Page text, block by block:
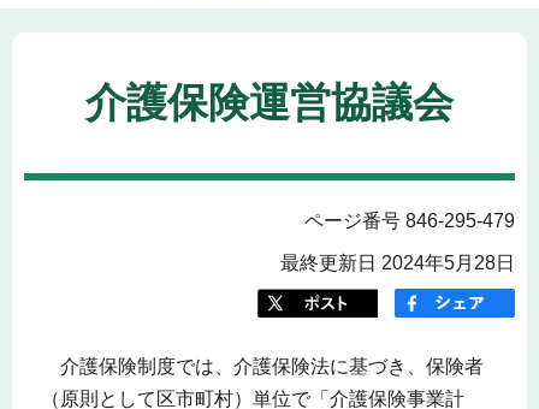
介護保険運営協議会
ページ番号 846-295-479
最終更新日 2024年5月28日
介護保険制度では、介護保険法に基づき、保険者
（原則として区市町村）単位で「介護保険事業計